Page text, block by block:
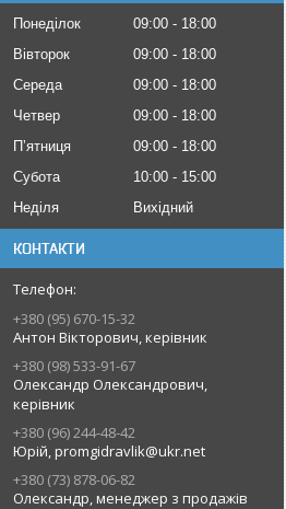
Понеділок 09:00
18:00
Вівторок
09:00
18:00
Середа
09:00
18:00
Четвер
09:00
18:00
Пʼятниця
09:00
18:00
Субота
10:00
15:00
Неділя
Вихідний
КОНТАКТИ
+380 (95) 670-15-32
Антон Вікторович, керівник
+380 (98) 533-91-67
Олександр Олександрович,
керівник
+380 (96) 244-48-42
Юрій, promgidravlik@ukr.net
+380 (73) 878-06-82
Олександр, менеджер з продажів